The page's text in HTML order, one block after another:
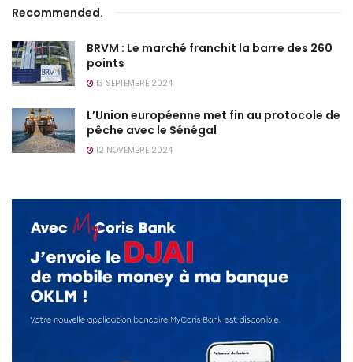
Recommended.
BRVM : Le marché franchit la barre des 260
points
13 SEPTEMBRE 2024
L’Union européenne met fin au protocole de
pêche avec le Sénégal
12 NOVEMBRE 2024